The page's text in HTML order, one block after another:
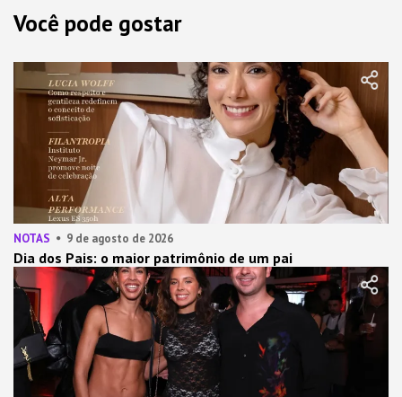
Você pode gostar
NOTAS 9 de agosto de 2026
Dia dos Pais: o maior patrimônio de um pai